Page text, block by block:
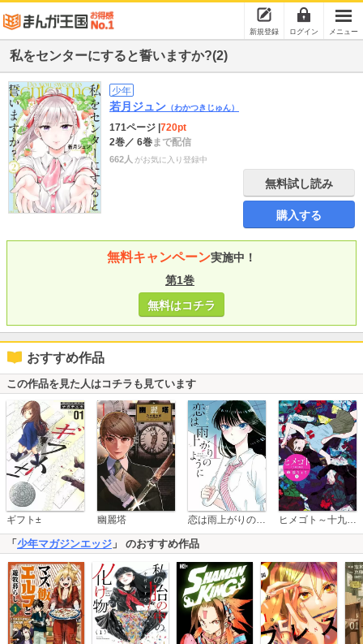
新規登録 ログイン メニュー
私をセンターにすると誓いますか?(2)
少年
若月ジュン （わかつきじゅん）
171ページ 720pt
2巻／ 6巻まで配信
662人 がお気に入り登録中
無料試し読み
購入する
無料キャンペーン実施中！
第1巻
無料はコチラ
おすすめ作品
この作品を見た人はコチラも見ています
ギフト± 幽麗塔 恋は雨上がりのように ヒメゴト～十九歳の制服～
「 少年マガジンエッジ 」 のおすすめ作品